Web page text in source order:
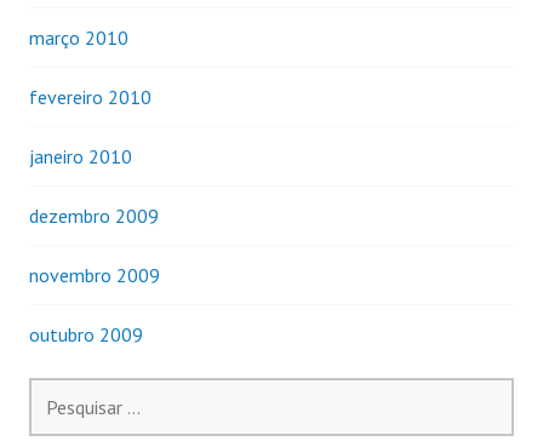
março 2010
fevereiro 2010
janeiro 2010
dezembro 2009
novembro 2009
outubro 2009
por: